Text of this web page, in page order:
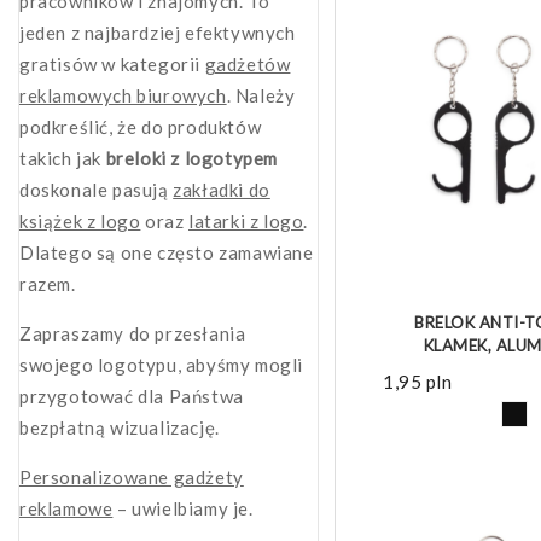
BRELOK ANTI-
KLAMEK,
1,95 pln
jeden z najbardziej efektywnych
gratisów w kategorii gadżetów
reklamowych biurowych. Należy
podkreślić, że do produktów
takich jak breloki z logotypem
doskonale pasują zakładki do
książek z logo oraz latarki z logo.
Dlatego są one często zamawiane
razem.
Zapraszamy do przesłania
swojego logotypu, abyśmy mogli
przygotować dla Państwa
bezpłatną wizualizację.
Personalizowane gadżety
reklamowe – uwielbiamy je.